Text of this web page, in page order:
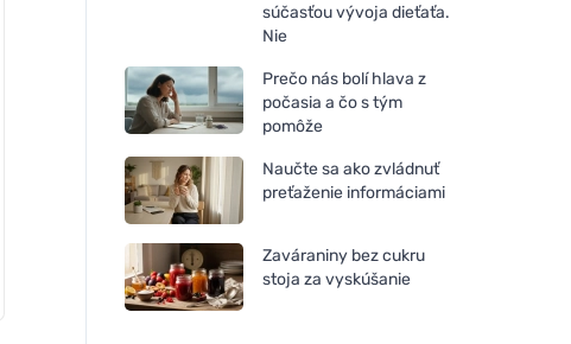
Cytoplan METHYL FACTORS
- B1 betaín B2 B6 kyselina
listová (L-metylfolát) vitamín
B12 a zinok, 60 kapsúl
forme, 60 kapsúl
súčasťou vývoja dieťaťa.
Nie
Prečo nás bolí hlava z
počasia a čo s tým
pomôže
Naučte sa ako zvládnuť
preťaženie informáciami
Zaváraniny bez cukru
stoja za vyskúšanie